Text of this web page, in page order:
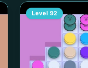
Level 92